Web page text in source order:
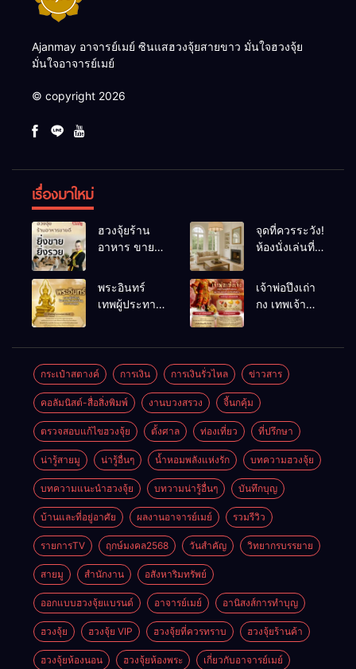
Ajanmay อาจารย์เมย์ ซินแสฮวงจุ้ยสายขาว มั่นใจฮวงจุ้ย
มั่นใจอาจารย์เมย์
© copyright 2026
เรื่องมาใหม่
ฮวงจุ้ยร้าน
อาหาร ขายดี
เคล็ดลับปรับ
ดวง ปรับร้าน
ให้ลูกค้าแน่น
จุดที่ควรระวัง!
ห้องนั่งเล่นที่
พลังชีวิต
พระอินทร์
เทพผู้ประทาน
เจ้าพ่อปึงเถ่า
กง เทพเจ้า
กระเป๋าสตางค์ การเงิน การเงินรั่วไหล ข่าวสาร
คอลัมนิสต์-สื่อสิ่งพิมพ์ งานบวงสรวง จี้นกคุ้ม
ตรวจสอบแก้ไขฮวงจุ้ย ตั้งศาล ท่องเที่ยว ที่ปรึกษา
น่ารู้สายมู น่ารู้อื่นๆ น้ำหอมพลังแห่งรัก บทความฮวงจุ้ย
บทความแนะนำฮวงจุ้ย บทวามน่ารู้อื่นๆ บันทึกบุญ
บ้านและที่อยู่อาศัย ผลงานอาจารย์เมย์ รวมรีวิว
รายการTV ฤกษ์มงคล2568 วันสำคัญ วิทยากรบรรยาย
สายมู สำนักงาน อสังหาริมทรัพย์
ออกแบบฮวงจุ้ยแบรนด์ อาจารย์เมย์ อานิสงส์การทำบุญ
ฮวงจุ้ย ฮวงจุ้ย VIP ฮวงจุ้ยที่ควรทราบ ฮวงจุ้ยร้านค้า
ฮวงจุ้ยห้องนอน ฮวงจุ้ยห้องพระ เกี่ยวกับอาจารย์เมย์